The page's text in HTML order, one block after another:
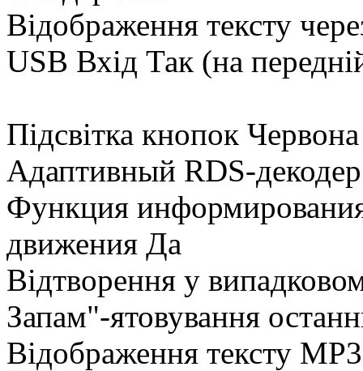
Відображення тексту
USB Вхід Так (на
Підсвітка кнопок Червона
Адаптивный RDS-
Функция
движения Да
Відтворення у
Запам"-ятовування
Відображення тексту MP3